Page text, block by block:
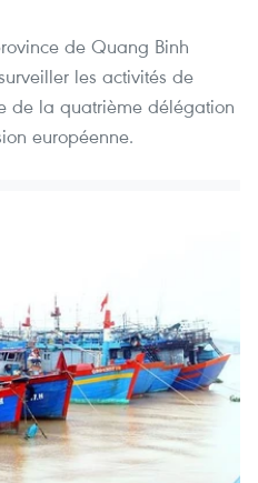
de Quang Binh
les activités de
de la quatrième délégation
européenne.